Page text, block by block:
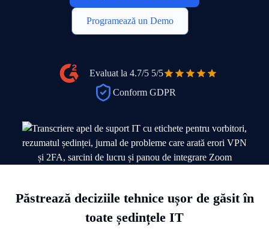
Programează un Demo
Evaluat la 4.7/55/5
Conform GDPR
Păstrează deciziile tehnice ușor de găsit în
toate ședințele IT